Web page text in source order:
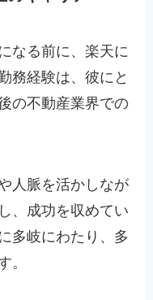
なる前に、楽天に
務経験は、彼にと
の不動産業界での
人脈を活かしなが
、成功を収めてい
多岐にわたり、多
。